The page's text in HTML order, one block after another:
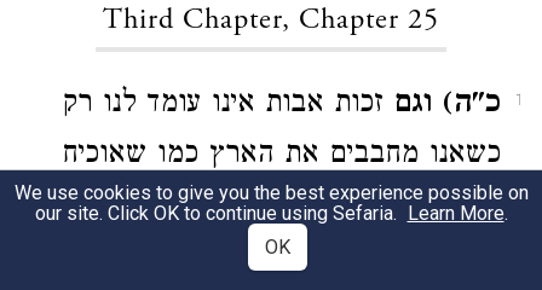
Third Chapter, Chapter 25
1 כ"ה) וגם זכות אבות אינו עומד לנו רק
כשאנו מחבבים את הארץ כמו שאוכיח
בעזה"י ואקדים את המדרש בפ' בחקתי
וז"ל ולמה הוא מזכיר זכות אבות ומזכיר
We use cookies to give you the best experience possible on
our site. Click OK to continue using Sefaria. Learn More.
OK